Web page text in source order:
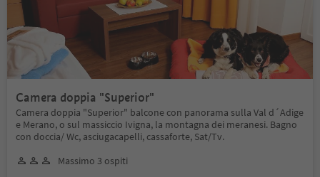
Camera doppia "Superior"
Camera doppia "Superior" balcone con panorama sulla Val d´Adige
e Merano, o sul massiccio Ivigna, la montagna dei meranesi. Bagno
con doccia/ Wc, asciugacapelli, cassaforte, Sat/Tv.
Massimo 3 ospiti